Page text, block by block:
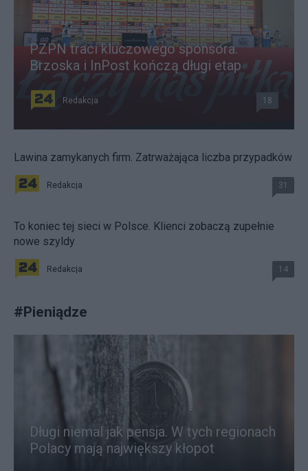
PZPN traci kluczowego sponsora.
Brzoska i InPost kończą długi etap
Redakcja 18
Lawina zamykanych firm. Zatrważająca liczba przypadków
Redakcja 31
To koniec tej sieci w Polsce. Klienci zobaczą zupełnie
nowe szyldy
Redakcja 14
#Pieniądze
Długi niemal jak pensja. W tych regionach
Polacy mają największy kłopot